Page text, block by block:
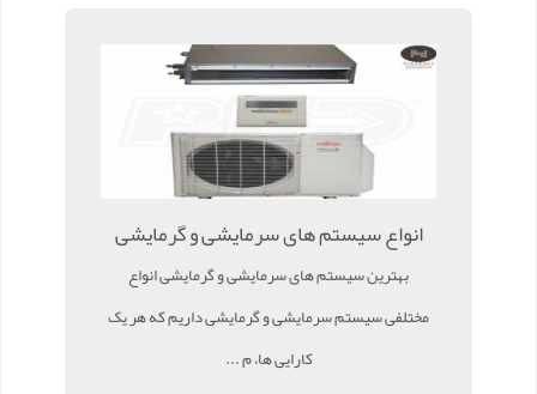
انواع سیستم های سرمایشی و گرمایشی
بهترین سیستم های سرمایشی و گرمایشی انواع
مختلفی سیستم سرمایشی و گرمایشی داریم که هر یک
کارایی ها، م ...